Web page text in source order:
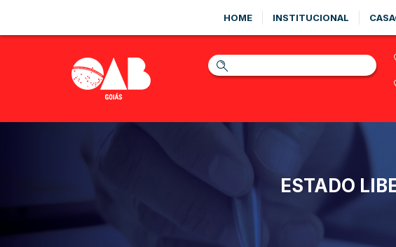
HOME INSTITUCIONAL
ESTADO